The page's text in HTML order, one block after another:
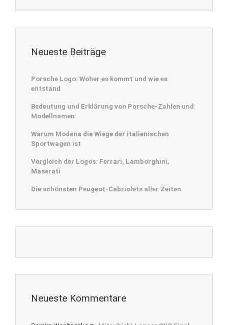
Neueste Beiträge
Porsche Logo: Woher es kommt und wie es
entstand
Bedeutung und Erklärung von Porsche-Zahlen und
Modellnamen
Warum Modena die Wiege der italienischen
Sportwagen ist
Vergleich der Logos: Ferrari, Lamborghini,
Maserati
Die schönsten Peugeot-Cabriolets aller Zeiten
Neueste Kommentare